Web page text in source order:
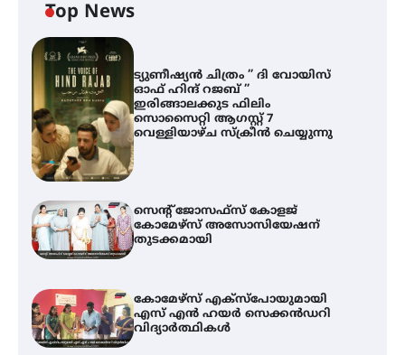
Top News
ട്യുണീഷ്യൻ ചിത്രം ” ദി വോയിസ്
ഓഫ് ഹിന്ദ് റജബ് ”
ഇരിങ്ങാലക്കുട ഫിലിം
സൊസൈറ്റി ആഗസ്റ്റ് 7
വെള്ളിയാഴ്ച സ്‌ക്രീൻ ചെയ്യുന്നു
സെന്റ് ജോസഫ്സ് കോളജ്
കോമേഴ്‌സ് അസോസിയേഷന്
തുടക്കമായി
കോമേഴ്സ് എക്സ്പോയുമായി
എസ് എൻ ഹയർ സെക്കൻഡറി
വിദ്യാർത്ഥികൾ